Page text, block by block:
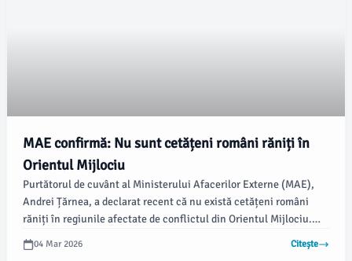
MAE confirmă: Nu sunt cetățeni români răniți în
Orientul Mijlociu
Purtătorul de cuvânt al Ministerului Afacerilor Externe (MAE),
Andrei Țărnea, a declarat recent că nu există cetățeni români
răniți în regiunile afectate de conflictul din Orientul Mijlociu.
Autoritățile continuă să depună eforturi pentru a aduce acești
cetățeni înapoi în țară, având în vedere în special grupurile de
04 Mar 2026 Citește